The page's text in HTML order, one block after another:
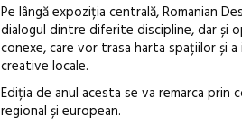
Pe lângă expoziția centrală, Romanian
dialogul dintre diferite discipline, dar și
conexe, care vor trasa harta spațiilor și
creative locale.
Ediția de anul acesta se va remarca
regional și european.